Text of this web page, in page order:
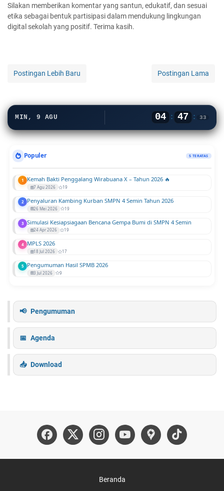
Silakan memberikan komentar yang santun, edukatif, dan sesuai
etika sebagai bentuk partisipasi dalam mendukung lingkungan
digital sekolah yang positif. Terima kasih.
Postingan Lebih Baru Postingan Lama
MIN, 9 AGU 04 : 47 : 34
Populer 5 TERATAS
1 Kemah Bakti Penggalang Wirabuana X – Tahun 2026 🔥
7 Agu 2026 19
2 Penyaluran Kambing Kurban SMPN 4 Semin Tahun 2026
26 Mei 2026 19
3 Simulasi Kesiapsiagaan Bencana Gempa Bumi di SMPN 4 Semin
24 Apr 2026 19
4 MPLS 2026
18 Jul 2026 17
5 Pengumuman Hasil SPMB 2026
3 Jul 2026 9
Pengumuman
Agenda
Download
Beranda